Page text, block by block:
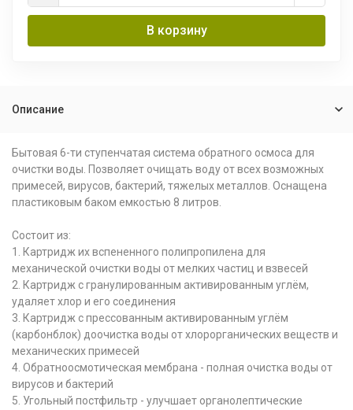
В корзину
Описание
Бытовая 6-ти ступенчатая система обратного осмоса для
очистки воды. Позволяет очищать воду от всех возможных
примесей, вирусов, бактерий, тяжелых металлов. Оснащена
пластиковым баком емкостью 8 литров.
Состоит из:
1. Картридж их вспененного полипропилена для
механической очистки воды от мелких частиц и взвесей
2. Картридж с гранулированным активированным углём,
удаляет хлор и его соединения
3. Картридж с прессованным активированным углём
(карбонблок) доочистка воды от хлорорганических веществ и
механических примесей
4. Обратноосмотическая мембрана - полная очистка воды от
вирусов и бактерий
5. Угольный постфильтр - улучшает органолептические